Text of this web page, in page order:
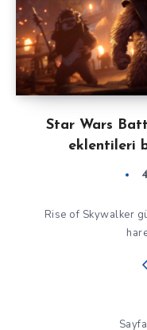
Star Wars
eklentileri
Rise of Skywalker